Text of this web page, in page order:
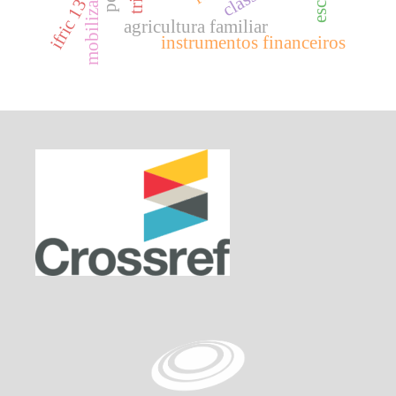
agricultura familiar
instrumentos financeiros
ifric 13